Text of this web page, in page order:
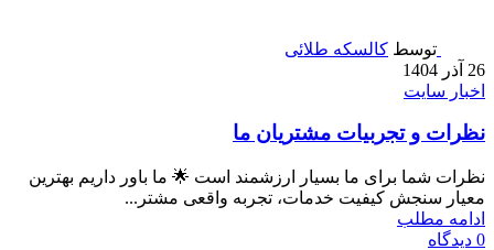
توسط کالسکه طلائی
26 آذر 1404
اخبار سایت
نظرات و تجربیات مشتریان ما
نظرات شما برای ما بسیار ارزشمند است 🌟 ما باور داریم بهترین
معیار سنجش کیفیت خدمات، تجربه واقعی مشتر...
ادامه مطلب
0 دیدگاه